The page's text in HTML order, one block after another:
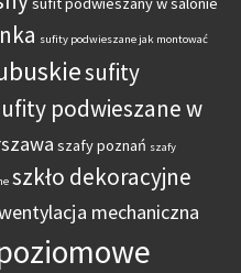
sufity podwieszane jak montować
sufity
podwieszane w
szafy poznań szafy
szkło dekoracyjne
mechaniczna